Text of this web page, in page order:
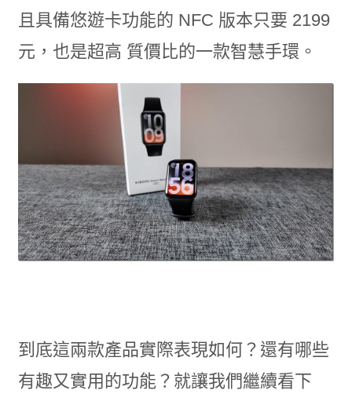
且具備悠遊卡功能的 NFC 版本只要 2199
元，也是超高 質價比的一款智慧手環。
到底這兩款產品實際表現如何？還有哪些
有趣又實用的功能？就讓我們繼續看下